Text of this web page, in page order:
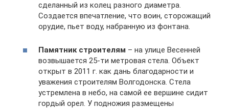
сделанный из колец разного диаметра.
Создается впечатление, что воин, сторожащий
орудие, пьет воду, набранную из фонтана.
Памятник строителям – на улице Весенней
возвышается 25-ти метровая стела. Объект
открыт в 2011 г. как дань благодарности и
уважения строителям Волгодонска. Стела
устремлена в небо, на самой ее вершине сидит
гордый орел. У подножия размещены